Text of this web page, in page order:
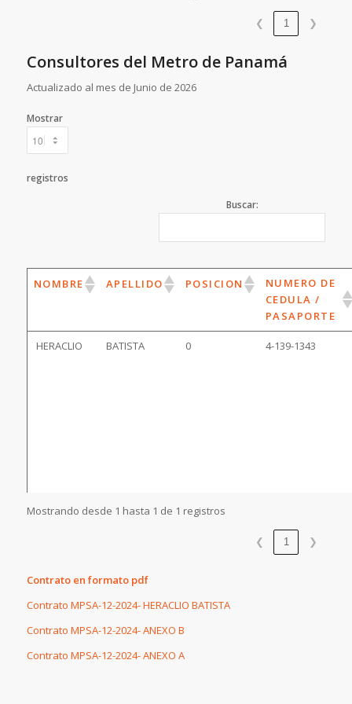
❮ 1 ❯
Consultores del Metro de Panamá
Actualizado al mes de Junio de 2026
Mostrar
registros
Buscar:
NOMBRE APELLIDO POSICION
NUMERO DE
CEDULA /
PASAPORTE
HERACLIO BATISTA 0 4-139-1343
Mostrando desde 1 hasta 1 de 1 registros
❮ 1 ❯
Contrato en formato pdf
Contrato MPSA-12-2024- HERACLIO BATISTA
Contrato MPSA-12-2024- ANEXO B
Contrato MPSA-12-2024- ANEXO A